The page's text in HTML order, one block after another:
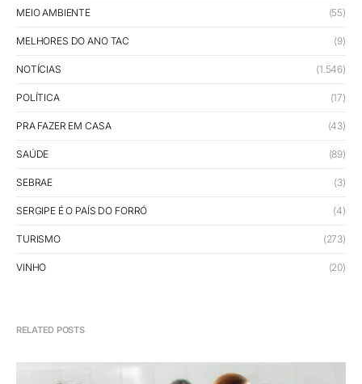
MEIO AMBIENTE (55)
MELHORES DO ANO TAC (9)
NOTÍCIAS (1.546)
POLÍTICA (17)
PRA FAZER EM CASA (43)
SAÚDE (89)
SEBRAE (3)
SERGIPE É O PAÍS DO FORRÓ (4)
TURISMO (273)
VINHO (20)
RELATED POSTS